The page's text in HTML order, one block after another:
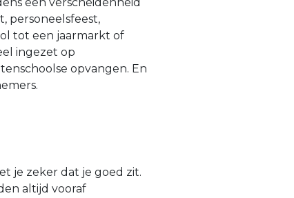
personeelsfeest,
tot een jaarmarkt of
ingezet op
opvangen. En
je zeker dat je goed zit.
altijd vooraf